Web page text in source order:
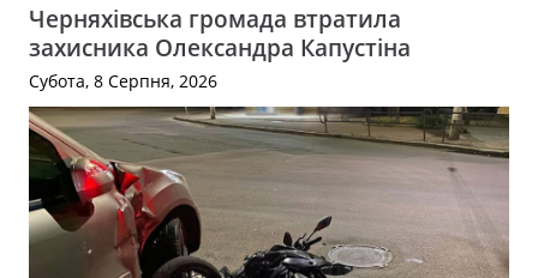
Черняхівська громада втратила
захисника Олександра Капустіна
Субота, 8 Серпня, 2026